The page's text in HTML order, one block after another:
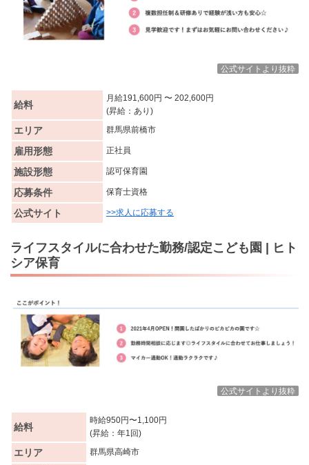
公式サイトより抜粋
給料
月給191,600円 〜 202,600円
(昇給：あり)
エリア 群馬県前橋市
雇用形態 正社員
施設形態 認可保育園
応募条件 保育士資格
公式サイト >>求人に応募する
ライフスタイルに合わせた勤務/認定こども園 | ヒト
シア保育
公式サイトより抜粋
給料
時給950円〜1,100円
(昇給：年1回)
エリア 群馬県高崎市